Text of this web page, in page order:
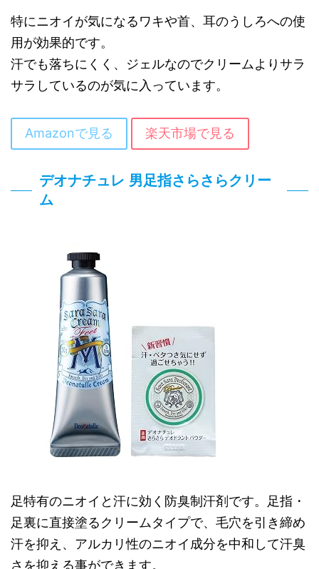
特にニオイが気になるワキや首、耳のうしろへの使
用が効果的です。
汗でも落ちにくく、ジェルなのでクリームよりサラ
サラしているのが気に入っています。
Amazonで見る 楽天市場で見る
デオナチュレ 男足指さらさらクリー
ム
足特有のニオイと汗に効く防臭制汗剤です。足指・
足裏に直接塗るクリームタイプで、毛穴を引き締め
汗を抑え、アルカリ性のニオイ成分を中和して汗臭
さを抑える事ができます。